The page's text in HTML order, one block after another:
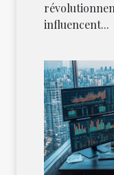
influencent...